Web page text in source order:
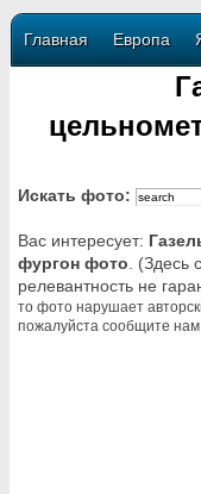
Главная Европа
Искать фото:
Вас интересует:
фургон фото .
релевантность не
то фото нарушает
пожалуйста сообщите нам